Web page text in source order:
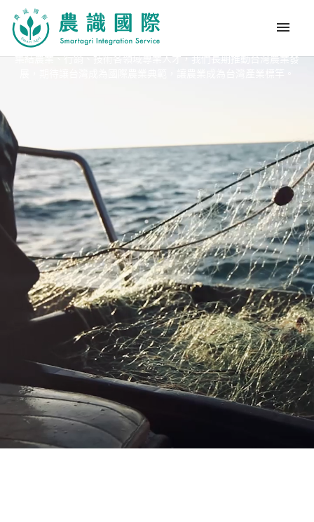
menu
集結農業、行銷、技術各領域專業人才，我們長期推動台灣農業發